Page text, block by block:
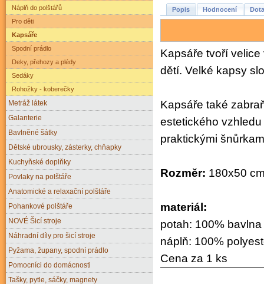
Popis Hodnocení
Kapsáře tvoří
dětí. Velké kapsy
Kapsáře také
estetického
praktickými
Rozměr: 180x50
materiál:
potah: 100% bavlna
náplň: 100%
Cena za 1 ks
Náplň do polštářů
Pro děti
Kapsáře
Spodní prádlo
Deky, přehozy a plédy
Sedáky
Rohožky - koberečky
Metráž látek
Galanterie
Bavlněné šátky
Dětské ubrousky, zásterky, chňapky
Kuchyňské doplňky
Povlaky na polštáře
Anatomické a relaxační polštáře
Pohankové polštáře
NOVÉ Šicí stroje
Náhradní díly pro šicí stroje
Pyžama, župany, spodní prádlo
Pomocníci do domácnosti
Tašky, pytle, sáčky, magnety